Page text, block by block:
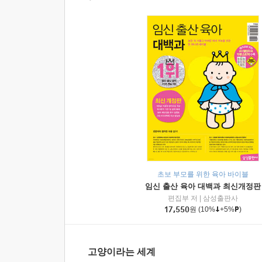
초보 부모를 위한 육아 바이블
임신 출산 육아 대백과 최신개정판
편집부 저
삼성출판사
17,550원 (10% +5% )
고양이라는 세계